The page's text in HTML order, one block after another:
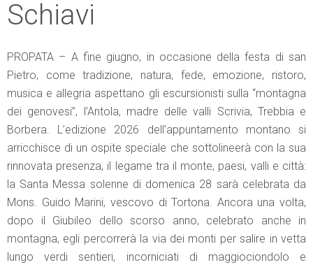
Schiavi
PROPATA – A fine giugno, in occasione della festa di san
Pietro, come tradizione, natura, fede, emozione, ristoro,
musica e allegria aspettano gli escursionisti sulla “montagna
dei genovesi”, l’Antola, madre delle valli Scrivia, Trebbia e
Borbera. L’edizione 2026 dell’appuntamento montano si
arricchisce di un ospite speciale che sottolineerà con la sua
rinnovata presenza, il legame tra il monte, paesi, valli e città:
la Santa Messa solenne di domenica 28 sarà celebrata da
Mons. Guido Marini, vescovo di Tortona. Ancora una volta,
dopo il Giubileo dello scorso anno, celebrato anche in
montagna, egli percorrerà la via dei monti per salire in vetta
lungo verdi sentieri, incorniciati di maggiociondolo e